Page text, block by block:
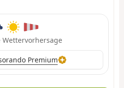
Premium